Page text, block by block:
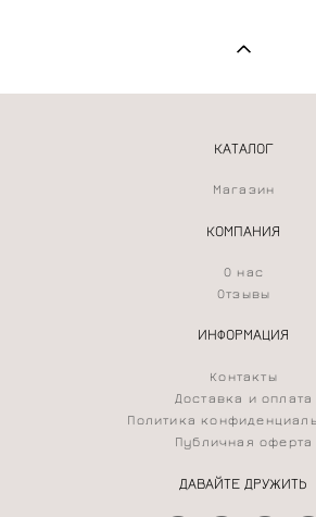
КАТАЛОГ
Магазин
КОМПАНИЯ
О нас
Отзывы
ИНФОРМАЦИЯ
Контакты
Доставка и оплата
Политика
Публичная оферта
ДАВАЙТЕ ДРУЖИТЬ